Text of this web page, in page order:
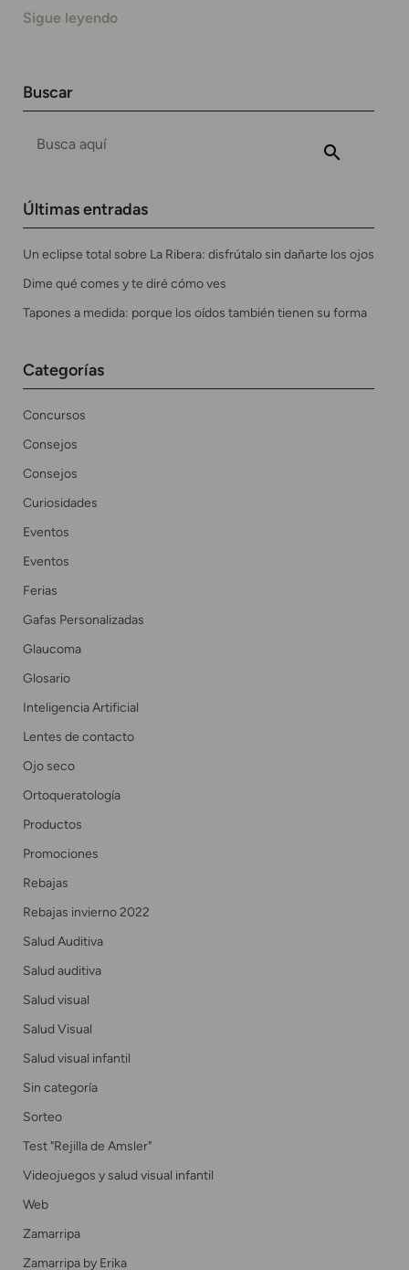
Sigue leyendo
Buscar
Últimas entradas
Un eclipse total sobre La Ribera: disfrútalo sin dañarte los ojos
Dime qué comes y te diré cómo ves
Tapones a medida: porque los oídos también tienen su forma
Categorías
Concursos
Consejos
Consejos
Curiosidades
Eventos
Eventos
Ferias
Gafas Personalizadas
Glaucoma
Glosario
Inteligencia Artificial
Lentes de contacto
Ojo seco
Ortoqueratología
Productos
Promociones
Rebajas
Rebajas invierno 2022
Salud Auditiva
Salud auditiva
Salud visual
Salud Visual
Salud visual infantil
Sin categoría
Sorteo
Test "Rejilla de Amsler"
Videojuegos y salud visual infantil
Web
Zamarripa
Zamarripa by Erika